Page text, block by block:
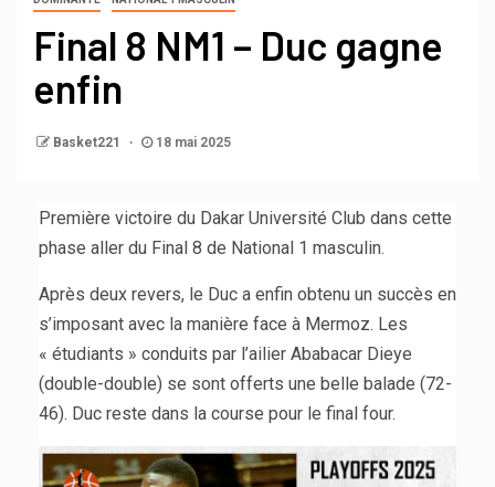
Final 8 NM1 – Duc gagne
enfin
Basket221 18 mai 2025
Première victoire du Dakar Université Club dans cette
phase aller du Final 8 de National 1 masculin.
Après deux revers, le Duc a enfin obtenu un succès en
s’imposant avec la manière face à Mermoz. Les
« étudiants » conduits par l’ailier Ababacar Dieye
(double-double) se sont offerts une belle balade (72-
46). Duc reste dans la course pour le final four.